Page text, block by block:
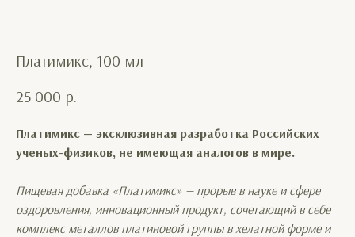
Платимикс, 100 мл
25 000 р.
Платимикс — эксклюзивная разработка Российских
ученых-физиков, не имеющая аналогов в мире.
Пищевая добавка «Платимикс» — прорыв в науке и сфере
оздоровления, инновационный продукт, сочетающий в себе
комплекс металлов платиновой группы в хелатной форме и